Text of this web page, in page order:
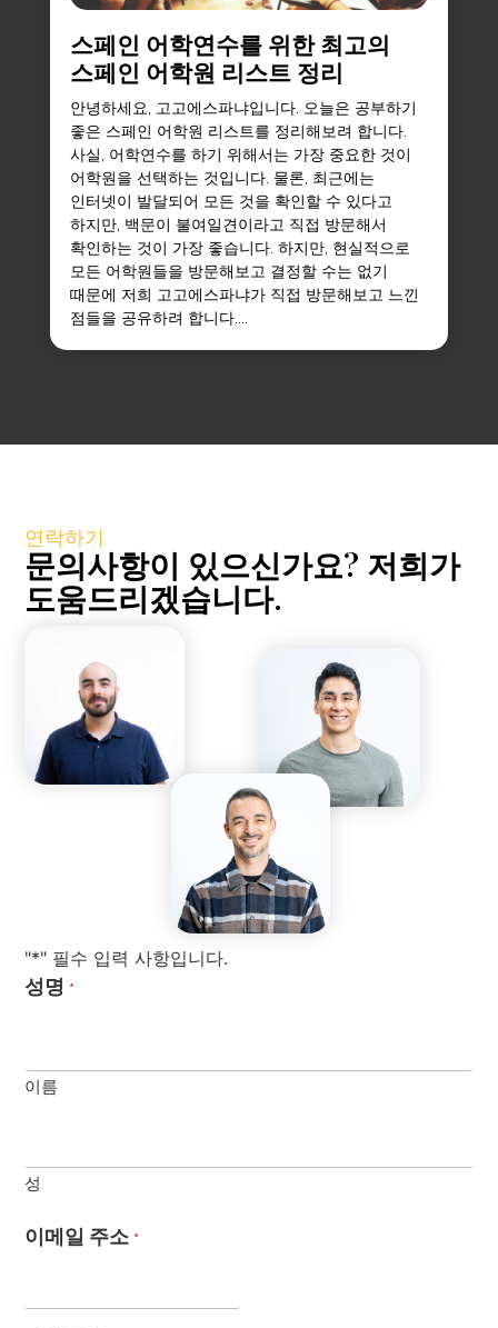
스페인 어학연수를 위한 최고의
스페인 어학원 리스트 정리
안녕하세요, 고고에스파냐입니다. 오늘은 공부하기
좋은 스페인 어학원 리스트를 정리해보려 합니다.
사실, 어학연수를 하기 위해서는 가장 중요한 것이
어학원을 선택하는 것입니다. 물론, 최근에는
인터넷이 발달되어 모든 것을 확인할 수 있다고
하지만, 백문이 불여일견이라고 직접 방문해서
확인하는 것이 가장 좋습니다. 하지만, 현실적으로
모든 어학원들을 방문해보고 결정할 수는 없기
때문에 저희 고고에스파냐가 직접 방문해보고 느낀
점들을 공유하려 합니다....
연락하기
문의사항이 있으신가요? 저희가
도움드리겠습니다.
"*" 필수 입력 사항입니다.
성명 *
이름
성
이메일 주소 *